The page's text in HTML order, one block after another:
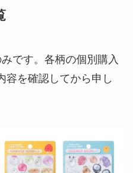
です。各柄の個別購入
容を確認してから申し